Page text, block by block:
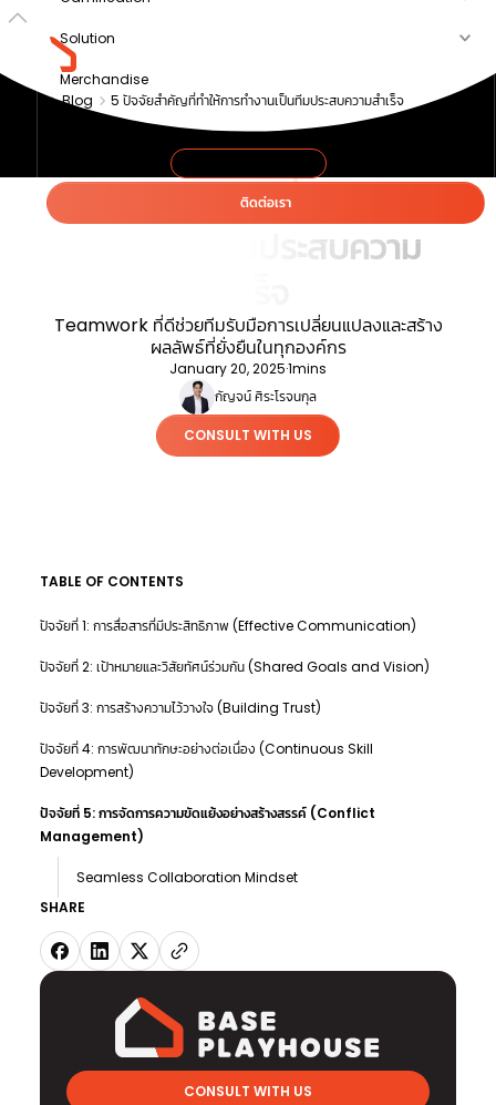
Solution
Merchandise
ติดต่อเรา
Blog 5 ปัจจัยสำคัญที่ทำให้การทำงานเป็นทีมประสบความสำเร็จ
5 ปัจจัยสำคัญที่ทำให้การ
ทำงานเป็นทีมประสบความ
Teamwork ที่ดีช่วยทีมรับมือการเปลี่ยนแปลงและสร้าง
ผลลัพธ์ที่ยั่งยืนในทุกองค์กร
January 20, 2025·1mins
กัญจน์ ศิระโรจนกุล
CONSULT WITH US
TABLE OF CONTENTS
ปัจจัยที่ 1: การสื่อสารที่มีประสิทธิภาพ (Effective Communication)
ปัจจัยที่ 2: เป้าหมายและวิสัยทัศน์ร่วมกัน (Shared Goals and Vision)
ปัจจัยที่ 3: การสร้างความไว้วางใจ (Building Trust)
ปัจจัยที่ 4: การพัฒนาทักษะอย่างต่อเนื่อง (Continuous Skill
Development)
ปัจจัยที่ 5: การจัดการความขัดแย้งอย่างสร้างสรรค์ (Conflict
Management)
Seamless Collaboration Mindset
SHARE
CONSULT WITH US